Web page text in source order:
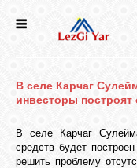
СЕЛА
В селе Карчаг
инвесторы
В селе Карчаг
средств будет
решить проблему